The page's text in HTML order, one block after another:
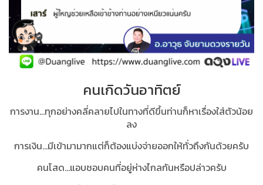
คนเกิดวันอาทิตย์
การงาน...ทุกอย่างคลี่คลายไปในทางที่ดีขึ้นท่านก็หาเรื่องใส่ตัวน้อย
ลง
การเงิน...มีเข้ามามากแต่ก็ต้องแบ่งจ่ายออกให้ทั่วถึงกันด้วยครับ
คนโสด...แอบชอบคนที่อยู่ห่างไกลกันหรือปล่าวครับ